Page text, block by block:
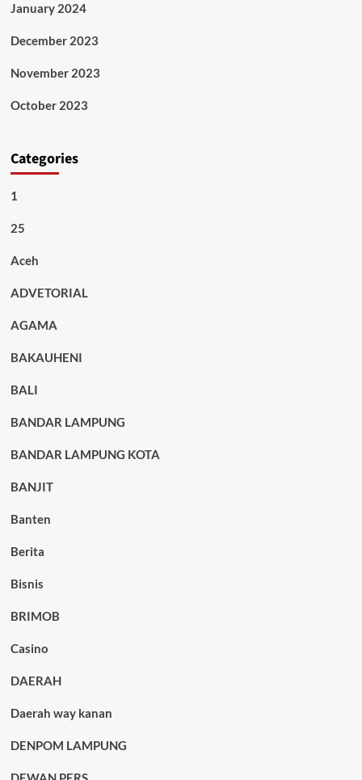
January 2024
December 2023
November 2023
October 2023
Categories
1
25
Aceh
ADVETORIAL
AGAMA
BAKAUHENI
BALI
BANDAR LAMPUNG
BANDAR LAMPUNG KOTA
BANJIT
Banten
Berita
Bisnis
BRIMOB
Casino
DAERAH
Daerah way kanan
DENPOM LAMPUNG